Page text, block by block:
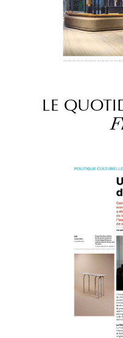
LE